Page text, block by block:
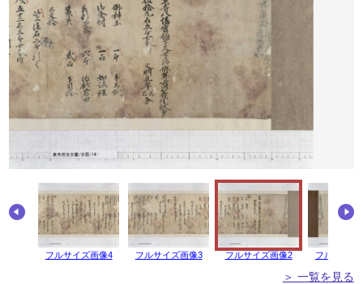
フルサイズ画像4 フルサイズ画像3 フルサイズ画像2 フルサイズ
＞ 一覧を見る